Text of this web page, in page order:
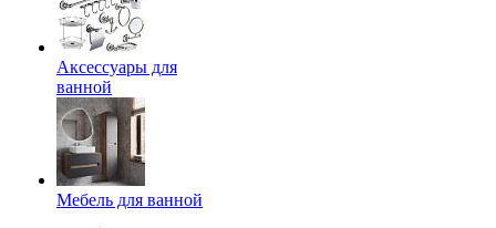
Аксессуары для
ванной
Мебель для ванной